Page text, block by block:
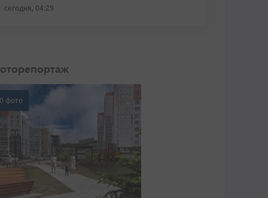
сегодня, 04:29
фото